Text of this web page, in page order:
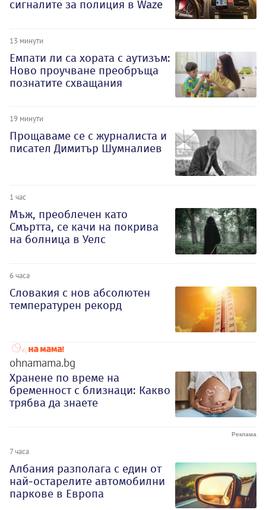
сигналите за полиция в Waze
13 минути
Емпати ли са хората с аутизъм:
Ново проучване преобръща
познатите схващания
19 минути
Прощаваме се с журналиста и
писател Димитър Шумналиев
1 час
Мъж, преоблечен като
Смъртта, се качи на покрива
на болница в Уелс
6 часа
Словакия с нов абсолютен
температурен рекорд
ohnamama.bg
Хранене по време на
бременност с близнаци: Какво
трябва да знаете
7 часа
Албания разполага с един от
най-остарелите автомобилни
паркове в Европа